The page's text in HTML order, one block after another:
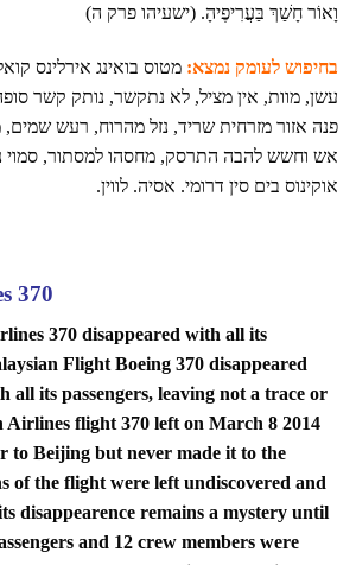
וָאוֹר חָשַׁךְ בַּעֲרִיפֶיהָ. (ישעיהו פרק ה)
בחיפוש לעומק נמצא: מטוס בואינג אירלינס
עשן, מוות, אין מציל, לא נתקשר, נותק קשר
פנה אזור מזרחית שריד, נזל מהרוח, רעש שמים,
אש וחשש להבה התרסק, מחסהו למסתור, סמוי
אוקינוס בים סין דרומי. אסיה. לווין.
370
370 disappeared with all its
Flight Boeing 370 disappeared
all its passengers, leaving not a trace or
Airlines flight 370 left on March 8 2014
Beijing but never made it to the
of the flight were left undiscovered and
disappearence remains a mystery until
and 12 crew members were